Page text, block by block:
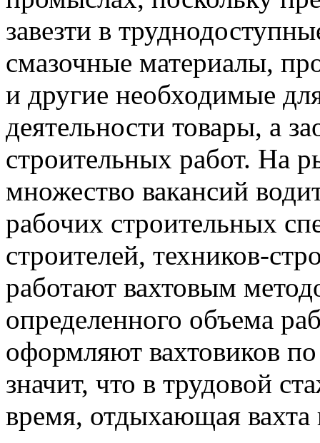
завезти в
смазочные материалы,
и другие необходимые
деятельности товары, а
строительных работ. На
множество вакансий
рабочих строительных
строителей, техников-
работают вахтовым
определенного объема
оформляют вахтовиков
значит, что в трудовой
время, отдыхающая вахта